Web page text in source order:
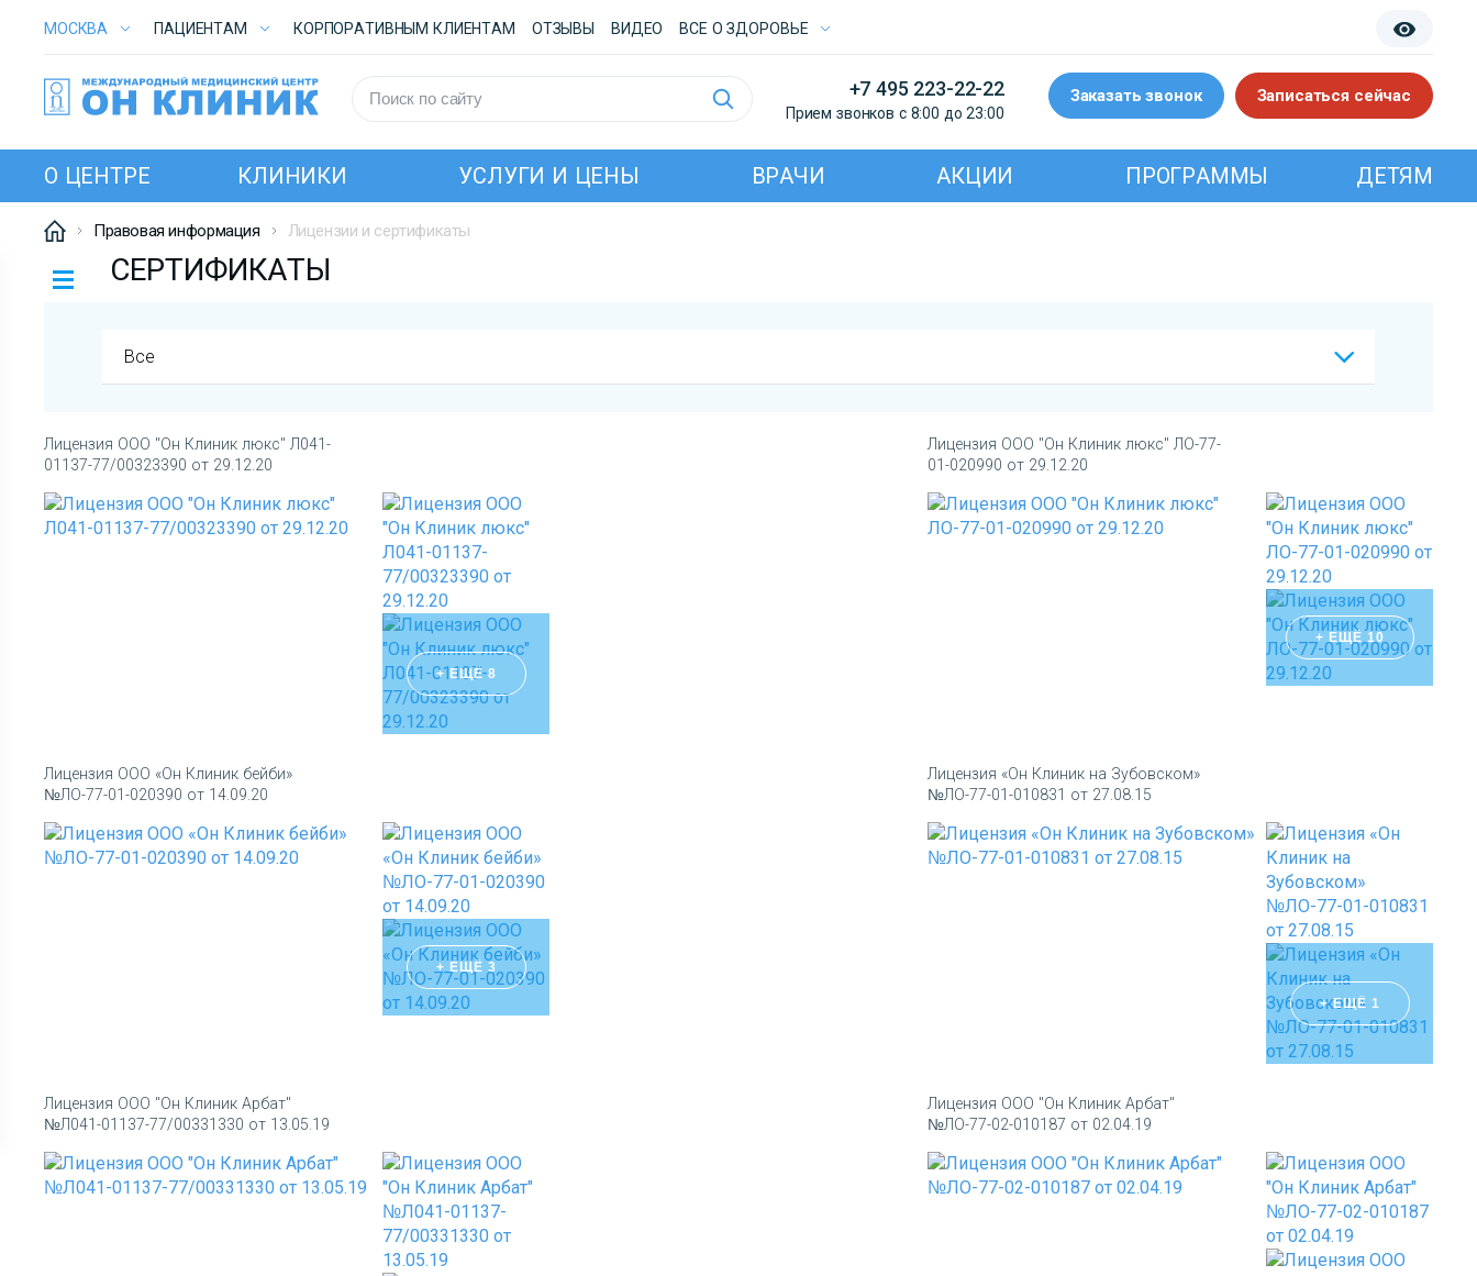
МОСКВА ПАЦИЕНТАМ КОРПОРАТИВНЫМ КЛИЕНТАМ ОТЗЫВЫ ВИДЕО ВСE О ЗДОРОВЬЕ
+7 495 223-22-22
Прием звонков с 8:00 до 23:00
Заказать звонок Записаться сейчас
О ЦЕНТРЕ КЛИНИКИ УСЛУГИ И ЦЕНЫ ВРАЧИ АКЦИИ ПРОГРАММЫ ДЕТЯМ
Правовая информация Лицензии и сертификаты
СЕРТИФИКАТЫ
Все
Лицензия ООО "Он Клиник люкс" Л041-
01137-77/00323390 от 29.12.20
+ ЕЩЁ 8
Лицензия ООО "Он Клиник люкс" ЛО-77-
01-020990 от 29.12.20
+ ЕЩЁ 10
Лицензия ООО «Он Клиник бейби»
№ЛО-77-01-020390 от 14.09.20
+ ЕЩЁ 3
Лицензия «Он Клиник на Зубовском»
№ЛО-77-01-010831 от 27.08.15
+ ЕЩЁ 1
Лицензия ООО "Он Клиник Арбат"
№Л041-01137-77/00331330 от 13.05.19
Лицензия ООО "Он Клиник Арбат"
№ЛО-77-02-010187 от 02.04.19